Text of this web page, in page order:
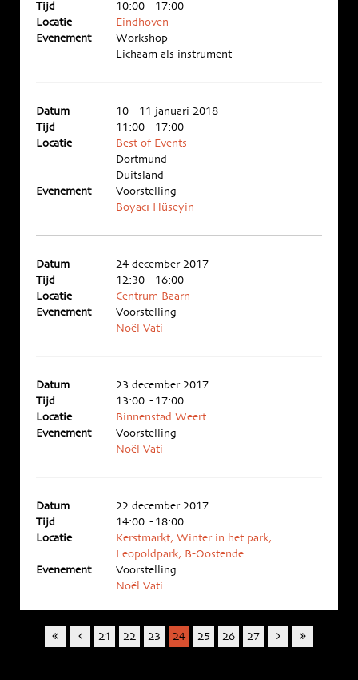
Tijd
10:00 - 17:00
Locatie
Eindhoven
Evenement
Workshop
Lichaam als instrument
Datum
10 - 11 januari 2018
Tijd
11:00 - 17:00
Locatie
Best of Events
Dortmund
Duitsland
Evenement
Voorstelling
Boyacı Hüseyin
Datum
24 december 2017
Tijd
12:30 - 16:00
Locatie
Centrum Baarn
Evenement
Voorstelling
Noël Vati
Datum
23 december 2017
Tijd
13:00 - 17:00
Locatie
Binnenstad Weert
Evenement
Voorstelling
Noël Vati
Datum
22 december 2017
Tijd
14:00 - 18:00
Locatie
Kerstmarkt, Winter in het park,
Leopoldpark, B-Oostende
Evenement
Voorstelling
Noël Vati
21 22 23 24 25 26 27